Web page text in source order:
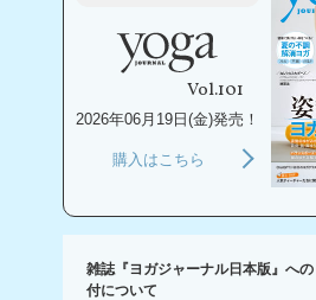
Vol.101
2026年06月19日(金)発売！
購入はこちら
雑誌『ヨガジャーナル日本版』へ
付について